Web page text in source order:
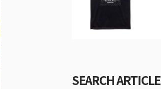
SEARCH ARTICLE